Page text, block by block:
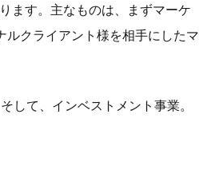
ます。主なものは、まずマーケ
クライアント様を相手にしたマ
して、インベストメント事業。